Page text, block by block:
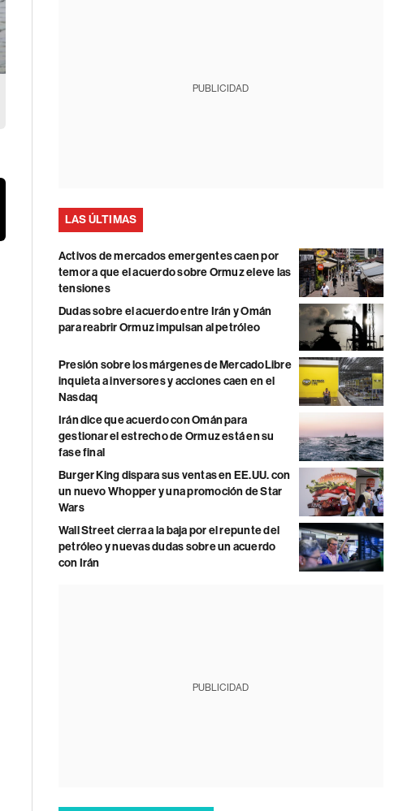
PUBLICIDAD
LAS ÚLTIMAS
Activos de mercados emergentes caen por
temor a que el acuerdo sobre Ormuz eleve las
tensiones
Dudas sobre el acuerdo entre Irán y Omán
para reabrir Ormuz impulsan al petróleo
Presión sobre los márgenes de MercadoLibre
inquieta a inversores y acciones caen en el
Nasdaq
Irán dice que acuerdo con Omán para
gestionar el estrecho de Ormuz está en su
fase final
Burger King dispara sus ventas en EE.UU. con
un nuevo Whopper y una promoción de Star
Wars
Wall Street cierra a la baja por el repunte del
petróleo y nuevas dudas sobre un acuerdo
con Irán
PUBLICIDAD